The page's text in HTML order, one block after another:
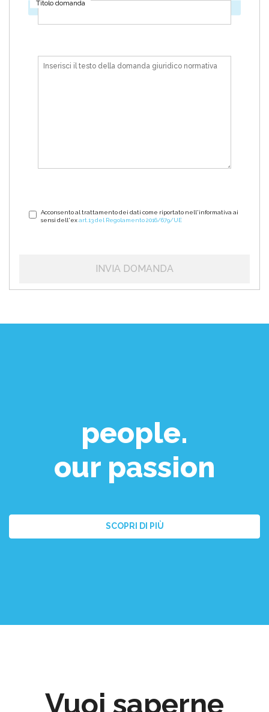
Titolo domanda
normativa
Acconsento al trattamento dei dati come riportato nell'informativa ai
sensi dell'exart.13 del Regolamento 2016/679/UE
people.
our passion
SCOPRI DI PIÙ
Vuoi saperne